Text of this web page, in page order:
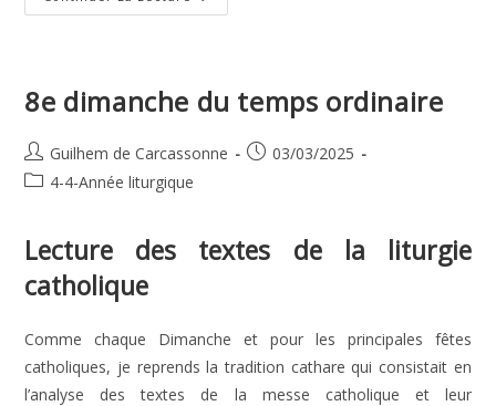
Dimanche
8e dimanche du temps ordinaire
Auteur/autrice
de
Guilhem de Carcassonne
Publication
03/03/2025
Post4-4-Année liturgique
Lecture des textes de la liturgie
catholique
Comme chaque Dimanche et pour les principales fêtes
catholiques, je reprends la tradition cathare qui consistait en
l’analyse des textes de la messe catholique et leur